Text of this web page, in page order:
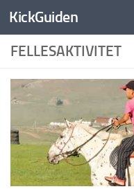
Skip to content
KickGuiden
FELLESAKTIVITET